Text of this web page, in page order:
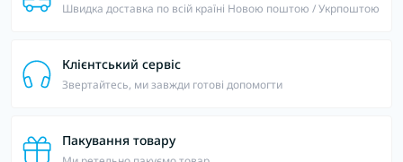
Швидка доставка по всій країні Новою поштою / Укрпоштою
Клієнтський сервіс
Звертайтесь, ми завжди готові допомогти
Пакування товару